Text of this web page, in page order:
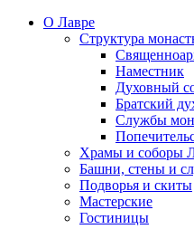
О Лавре
Структура
Наместник
Духовный
Братский
Службы
Храмы и соборы
Башни, стены и
Подворья и скиты
Мастерские
Гостиницы